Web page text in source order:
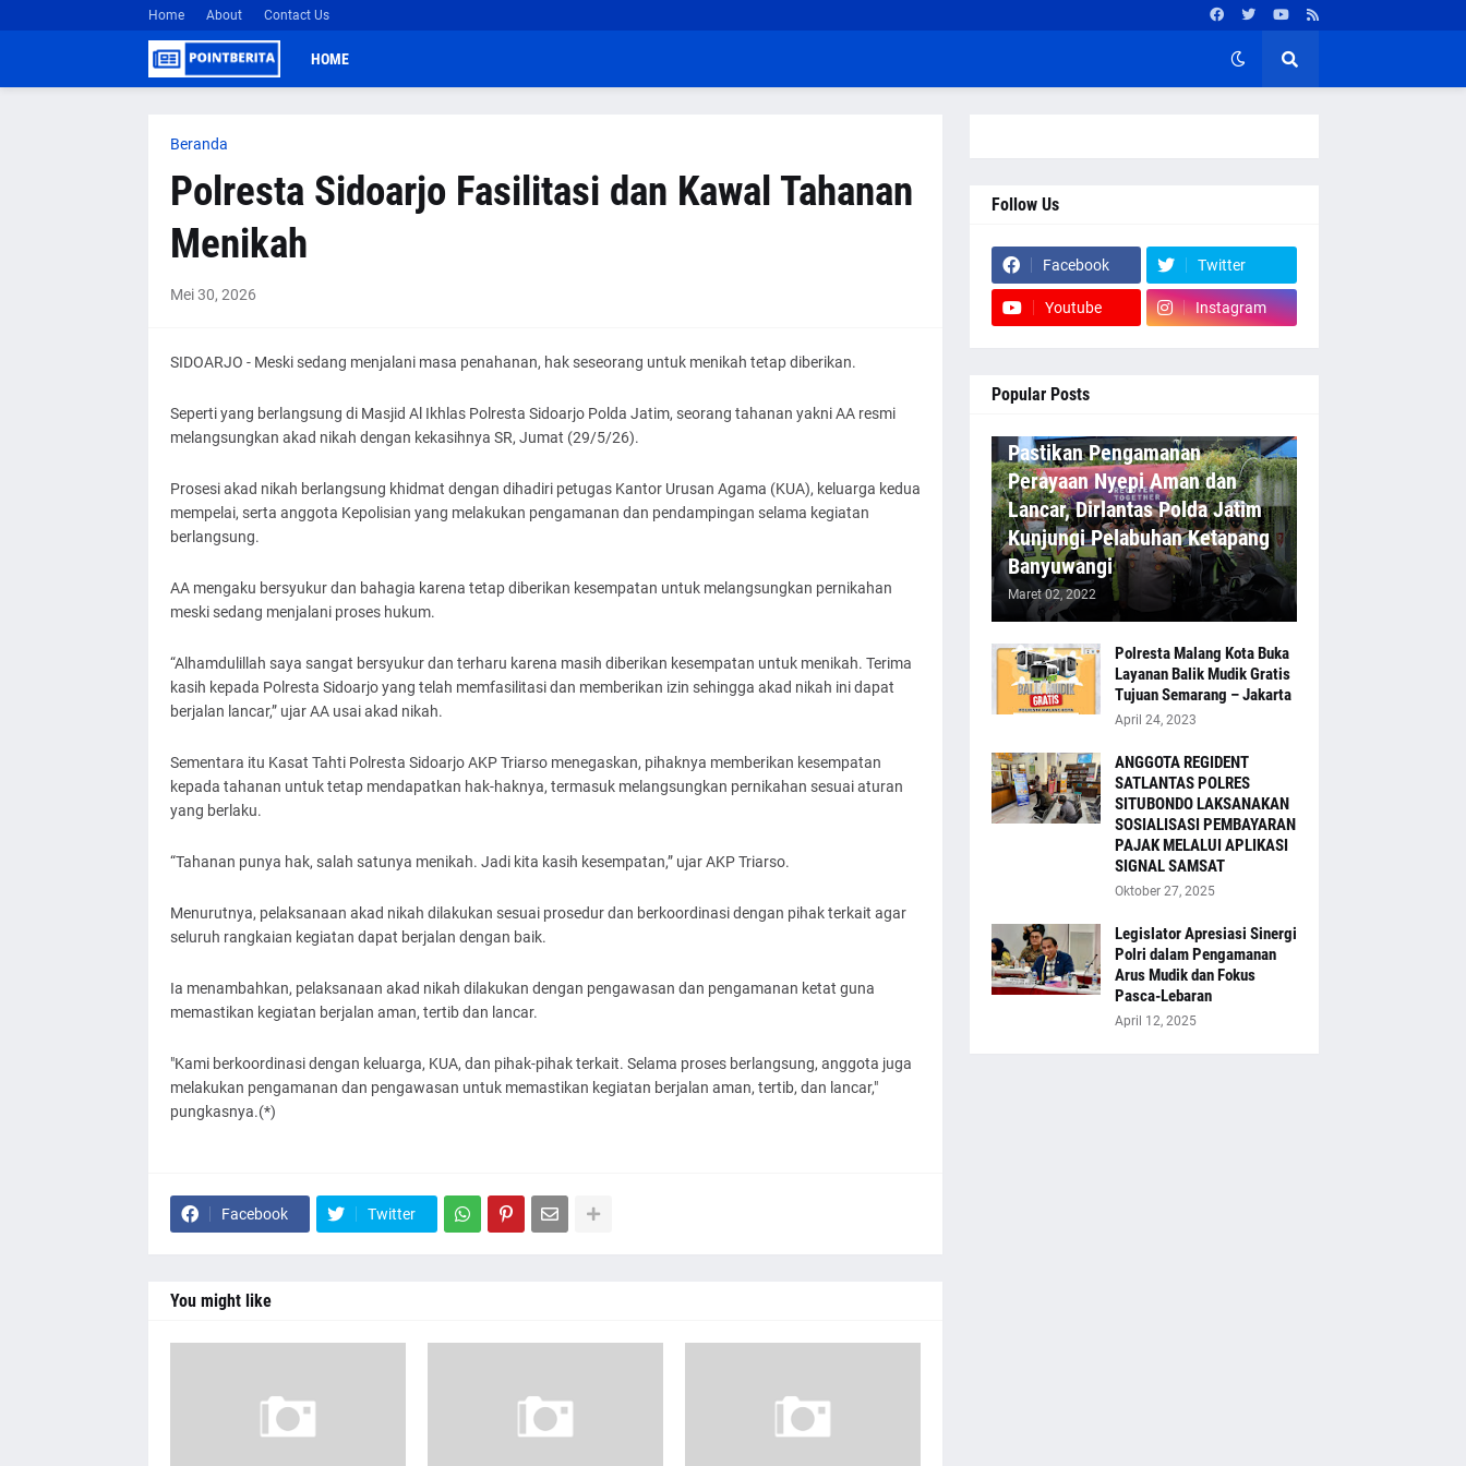
Home About Contact Us
HOME
Beranda
Polresta Sidoarjo Fasilitasi dan Kawal Tahanan
Menikah
Mei 30, 2026
SIDOARJO - Meski sedang menjalani masa penahanan, hak seseorang untuk menikah tetap diberikan.
Seperti yang berlangsung di Masjid Al Ikhlas Polresta Sidoarjo Polda Jatim, seorang tahanan yakni AA resmi
melangsungkan akad nikah dengan kekasihnya SR, Jumat (29/5/26).
Prosesi akad nikah berlangsung khidmat dengan dihadiri petugas Kantor Urusan Agama (KUA), keluarga kedua
mempelai, serta anggota Kepolisian yang melakukan pengamanan dan pendampingan selama kegiatan
berlangsung.
AA mengaku bersyukur dan bahagia karena tetap diberikan kesempatan untuk melangsungkan pernikahan
meski sedang menjalani proses hukum.
“Alhamdulillah saya sangat bersyukur dan terharu karena masih diberikan kesempatan untuk menikah. Terima
kasih kepada Polresta Sidoarjo yang telah memfasilitasi dan memberikan izin sehingga akad nikah ini dapat
berjalan lancar,” ujar AA usai akad nikah.
Sementara itu Kasat Tahti Polresta Sidoarjo AKP Triarso menegaskan, pihaknya memberikan kesempatan
kepada tahanan untuk tetap mendapatkan hak-haknya, termasuk melangsungkan pernikahan sesuai aturan
yang berlaku.
“Tahanan punya hak, salah satunya menikah. Jadi kita kasih kesempatan,” ujar AKP Triarso.
Menurutnya, pelaksanaan akad nikah dilakukan sesuai prosedur dan berkoordinasi dengan pihak terkait agar
seluruh rangkaian kegiatan dapat berjalan dengan baik.
Ia menambahkan, pelaksanaan akad nikah dilakukan dengan pengawasan dan pengamanan ketat guna
memastikan kegiatan berjalan aman, tertib dan lancar.
"Kami berkoordinasi dengan keluarga, KUA, dan pihak-pihak terkait. Selama proses berlangsung, anggota juga
melakukan pengamanan dan pengawasan untuk memastikan kegiatan berjalan aman, tertib, dan lancar,"
pungkasnya.(*)
Facebook Twitter
You might like
Follow Us
Facebook Twitter
Youtube Instagram
Popular Posts
Pastikan Pengamanan
Perayaan Nyepi Aman dan
Lancar, Dirlantas Polda Jatim
Kunjungi Pelabuhan Ketapang
Banyuwangi
Maret 02, 2022
Polresta Malang Kota Buka
Layanan Balik Mudik Gratis
Tujuan Semarang – Jakarta
April 24, 2023
ANGGOTA REGIDENT
SATLANTAS POLRES
SITUBONDO LAKSANAKAN
SOSIALISASI PEMBAYARAN
PAJAK MELALUI APLIKASI
SIGNAL SAMSAT
Oktober 27, 2025
Legislator Apresiasi Sinergi
Polri dalam Pengamanan
Arus Mudik dan Fokus
Pasca-Lebaran
April 12, 2025